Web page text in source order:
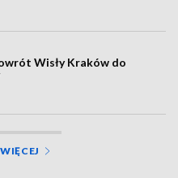
Wisły Kraków do